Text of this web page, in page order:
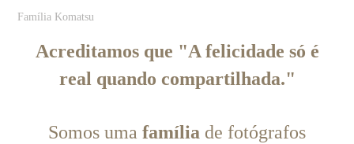
Família Komatsu
Acreditamos que "A felicidade só é
real quando compartilhada."
Somos uma família de fotógrafos